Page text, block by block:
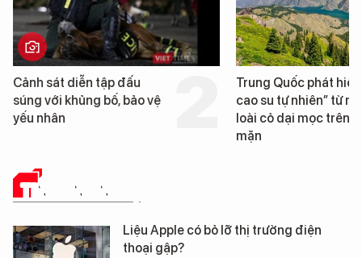
Trung Quốc phát hiện “mỏ
cao su tự nhiên” từ một
loài cỏ dại mọc trên đất
Loạt dự án bất
Đà Nẵng sắp bị
TIN CÔNG NGHỆ
Liệu Apple có bỏ lỡ thị trường điện
thoại gập?